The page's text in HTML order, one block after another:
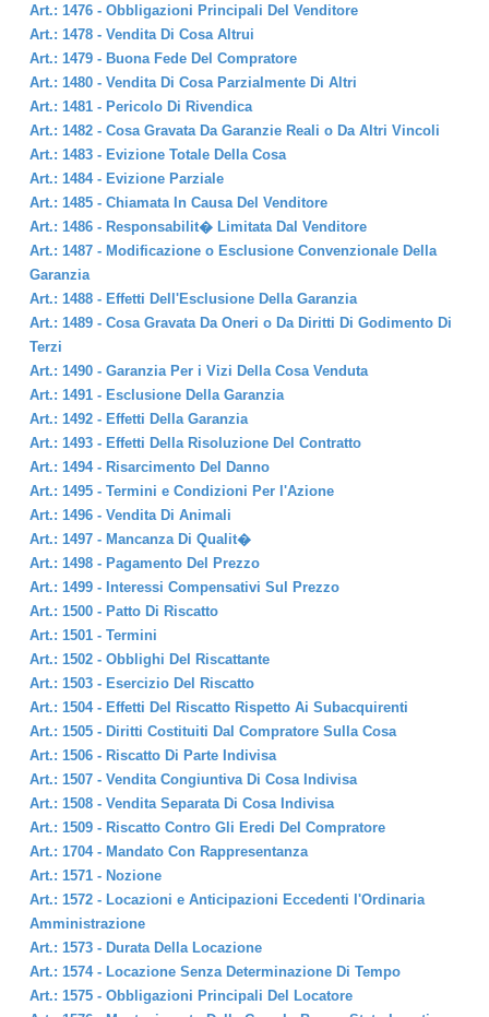
Art.: 1476 - Obbligazioni Principali Del Venditore
Art.: 1478 - Vendita Di Cosa Altrui
Art.: 1479 - Buona Fede Del Compratore
Art.: 1480 - Vendita Di Cosa Parzialmente Di Altri
Art.: 1481 - Pericolo Di Rivendica
Art.: 1482 - Cosa Gravata Da Garanzie Reali o Da Altri Vincoli
Art.: 1483 - Evizione Totale Della Cosa
Art.: 1484 - Evizione Parziale
Art.: 1485 - Chiamata In Causa Del Venditore
Art.: 1486 - Responsabilit� Limitata Dal Venditore
Art.: 1487 - Modificazione o Esclusione Convenzionale Della
Garanzia
Art.: 1488 - Effetti Dell'Esclusione Della Garanzia
Art.: 1489 - Cosa Gravata Da Oneri o Da Diritti Di Godimento Di
Terzi
Art.: 1490 - Garanzia Per i Vizi Della Cosa Venduta
Art.: 1491 - Esclusione Della Garanzia
Art.: 1492 - Effetti Della Garanzia
Art.: 1493 - Effetti Della Risoluzione Del Contratto
Art.: 1494 - Risarcimento Del Danno
Art.: 1495 - Termini e Condizioni Per l'Azione
Art.: 1496 - Vendita Di Animali
Art.: 1497 - Mancanza Di Qualit�
Art.: 1498 - Pagamento Del Prezzo
Art.: 1499 - Interessi Compensativi Sul Prezzo
Art.: 1500 - Patto Di Riscatto
Art.: 1501 - Termini
Art.: 1502 - Obblighi Del Riscattante
Art.: 1503 - Esercizio Del Riscatto
Art.: 1504 - Effetti Del Riscatto Rispetto Ai Subacquirenti
Art.: 1505 - Diritti Costituiti Dal Compratore Sulla Cosa
Art.: 1506 - Riscatto Di Parte Indivisa
Art.: 1507 - Vendita Congiuntiva Di Cosa Indivisa
Art.: 1508 - Vendita Separata Di Cosa Indivisa
Art.: 1509 - Riscatto Contro Gli Eredi Del Compratore
Art.: 1704 - Mandato Con Rappresentanza
Art.: 1571 - Nozione
Art.: 1572 - Locazioni e Anticipazioni Eccedenti l'Ordinaria
Amministrazione
Art.: 1573 - Durata Della Locazione
Art.: 1574 - Locazione Senza Determinazione Di Tempo
Art.: 1575 - Obbligazioni Principali Del Locatore